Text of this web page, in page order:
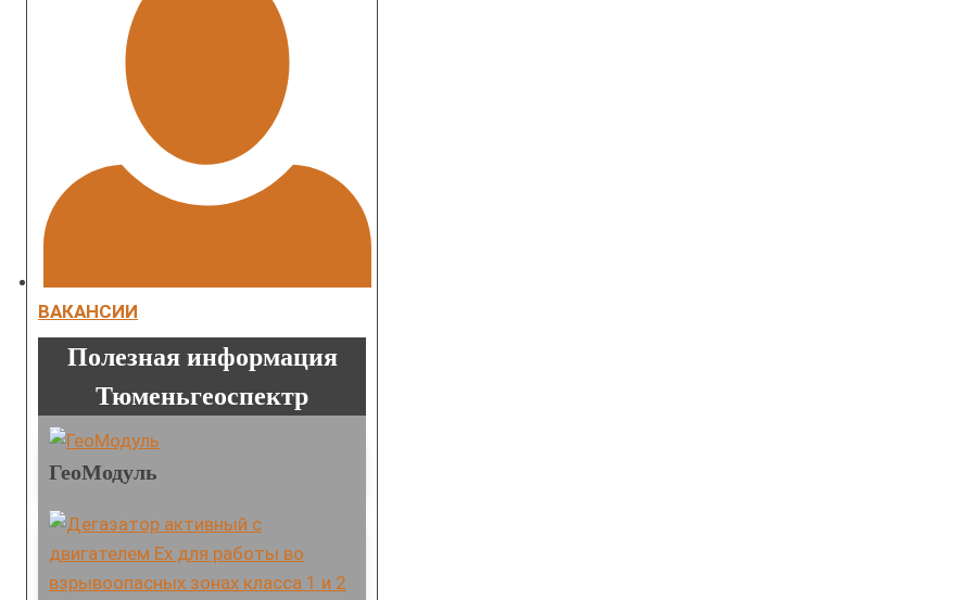
ВАКАНСИИ
Полезная информация
Тюменьгеоспектр
ГеоМодуль